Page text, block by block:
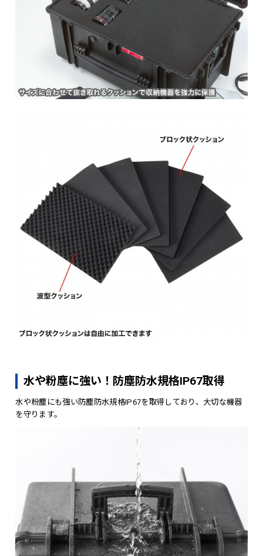
水や粉塵に強い！防塵防水規格IP67取得
水や粉塵にも強い防塵防水規格IP67を取得しており、大切な機器
を守ります。